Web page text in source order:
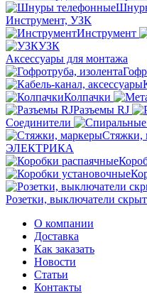
Инструмент, УЗК
Инструмент
УЗК
Аксессуары для монтажа
Колпачки
Разъемы RJ
Соединители
Стяжки,
ЭЛЕКТРИКА
Розетки, выключатели
О компании
Доставка
Как заказать
Новости
Статьи
Контакты